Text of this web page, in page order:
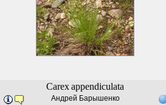
Carexappendiculata
Андрей Барышенко